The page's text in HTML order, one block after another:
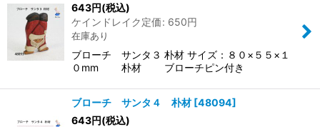
643円(税込)
ケインドレイク定価: 650円
在庫あり
ブローチ サンタ３ 朴材 サイズ：８０×５５×１
０mm 朴材 ブローチピン付き
ブローチ サンタ４ 朴材 [48094]
643円(税込)